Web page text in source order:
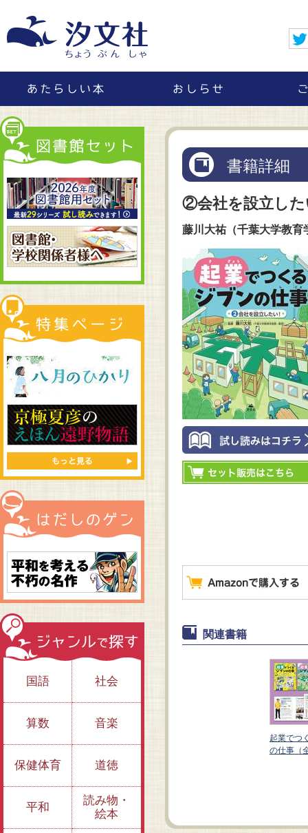
書籍詳細
②会社を設立した
藤川大祐（千葉大学教育
関連書籍
③会社経営ってどう
やるの？
起業でつ
の仕事（
国語 社会
算数 音楽
保健体育 道徳
平和
読み物・
絵本